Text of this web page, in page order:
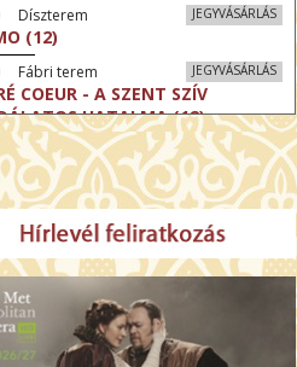
JEGYVÁSÁRLÁS
Díszterem
(12)
JEGYVÁSÁRLÁS
Fábri terem
COEUR - A SZENT SZÍV
HATALMA (12)
JEGYVÁSÁRLÁS
Törőcsik Mari terem
MAROKKÓ (16)
JEGYVÁSÁRLÁS
Csortos terem
– VILÁGOK HARCA (12)
JEGYVÁSÁRLÁS
Díszterem
(16)
Csortos terem
(16)